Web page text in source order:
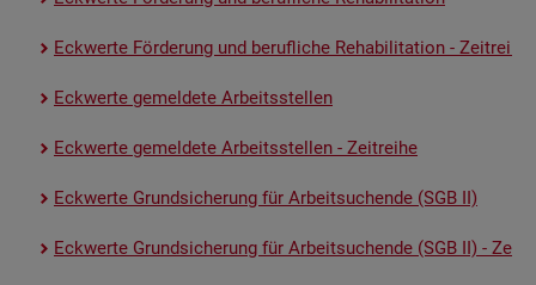
Eck­wer­te För­de­rung und be­ruf­li­che Re­ha­bi­li­ta­ti­on - Zeit­rei­he
Eck­wer­te ge­mel­de­te Ar­beits­stel­len
Eck­wer­te ge­mel­de­te Ar­beits­stel­len - Zeit­rei­he
Eck­wer­te Grund­si­che­rung für Ar­beit­su­chen­de (SGB II)
Eck­wer­te Grund­si­che­rung für Ar­beit­su­chen­de (SGB II) -